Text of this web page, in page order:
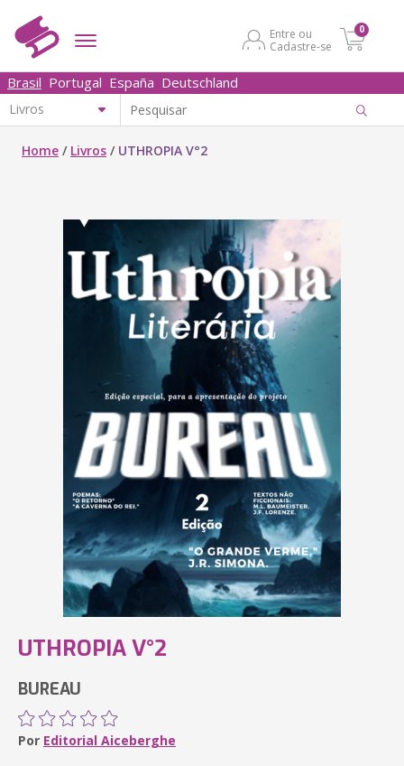
Entre ou
Cadastre-se
0
Brasil Portugal España Deutschland
Home / Livros / UTHROPIA V°2
UTHROPIA V°2
BUREAU
Por Editorial Aiceberghe